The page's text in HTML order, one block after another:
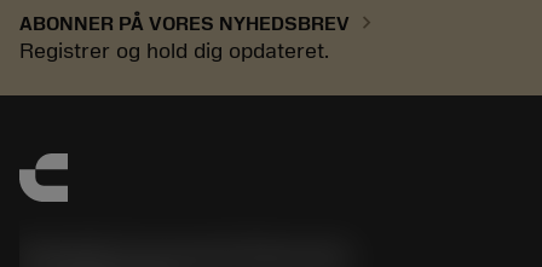
ABONNER PÅ VORES NYHEDSBREV chevron_right
Registrer og hold dig opdateret.